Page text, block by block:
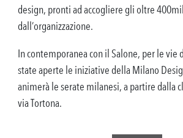
design, pronti ad accogliere gli oltre
dall’organizzazione.
In contemporanea con il Salone, per le vie
state aperte le iniziative della Milano
animerà le serate milanesi, a partire dalla
via Tortona.